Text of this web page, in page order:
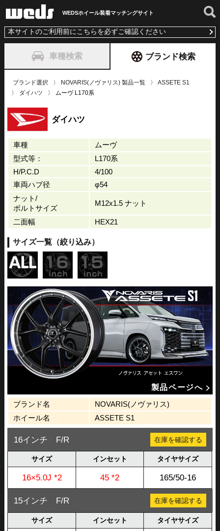
WEDSホイール装着マッチングサイト
本サイトのご利用前にこちらを必ずご確認ください
車種検索 ブランド検索
ブランド選択 NOVARIS(ノヴァリス) 製品一覧
ASSETE S1
ダイハツ
ムーヴ L170系
ダイハツ
車種
ムーヴ
型式等：
L170系
H/P.C.D
4/100
車両ハブ径
φ54
ナット/
ボルトサイズ
M12x1.5 ナット
二面幅 HEX21
サイズ一覧（絞り込み）
製品ページへ
ブランド名
NOVARIS(ノヴァリス)
ホイール名
ASSETE S1
16インチ F/R 在庫を確認する
サイズ インセット タイヤサイズ
16×5.0J *2 45 *2 165/50-16
15インチ F/R 在庫を確認する
サイズ インセット タイヤサイズ